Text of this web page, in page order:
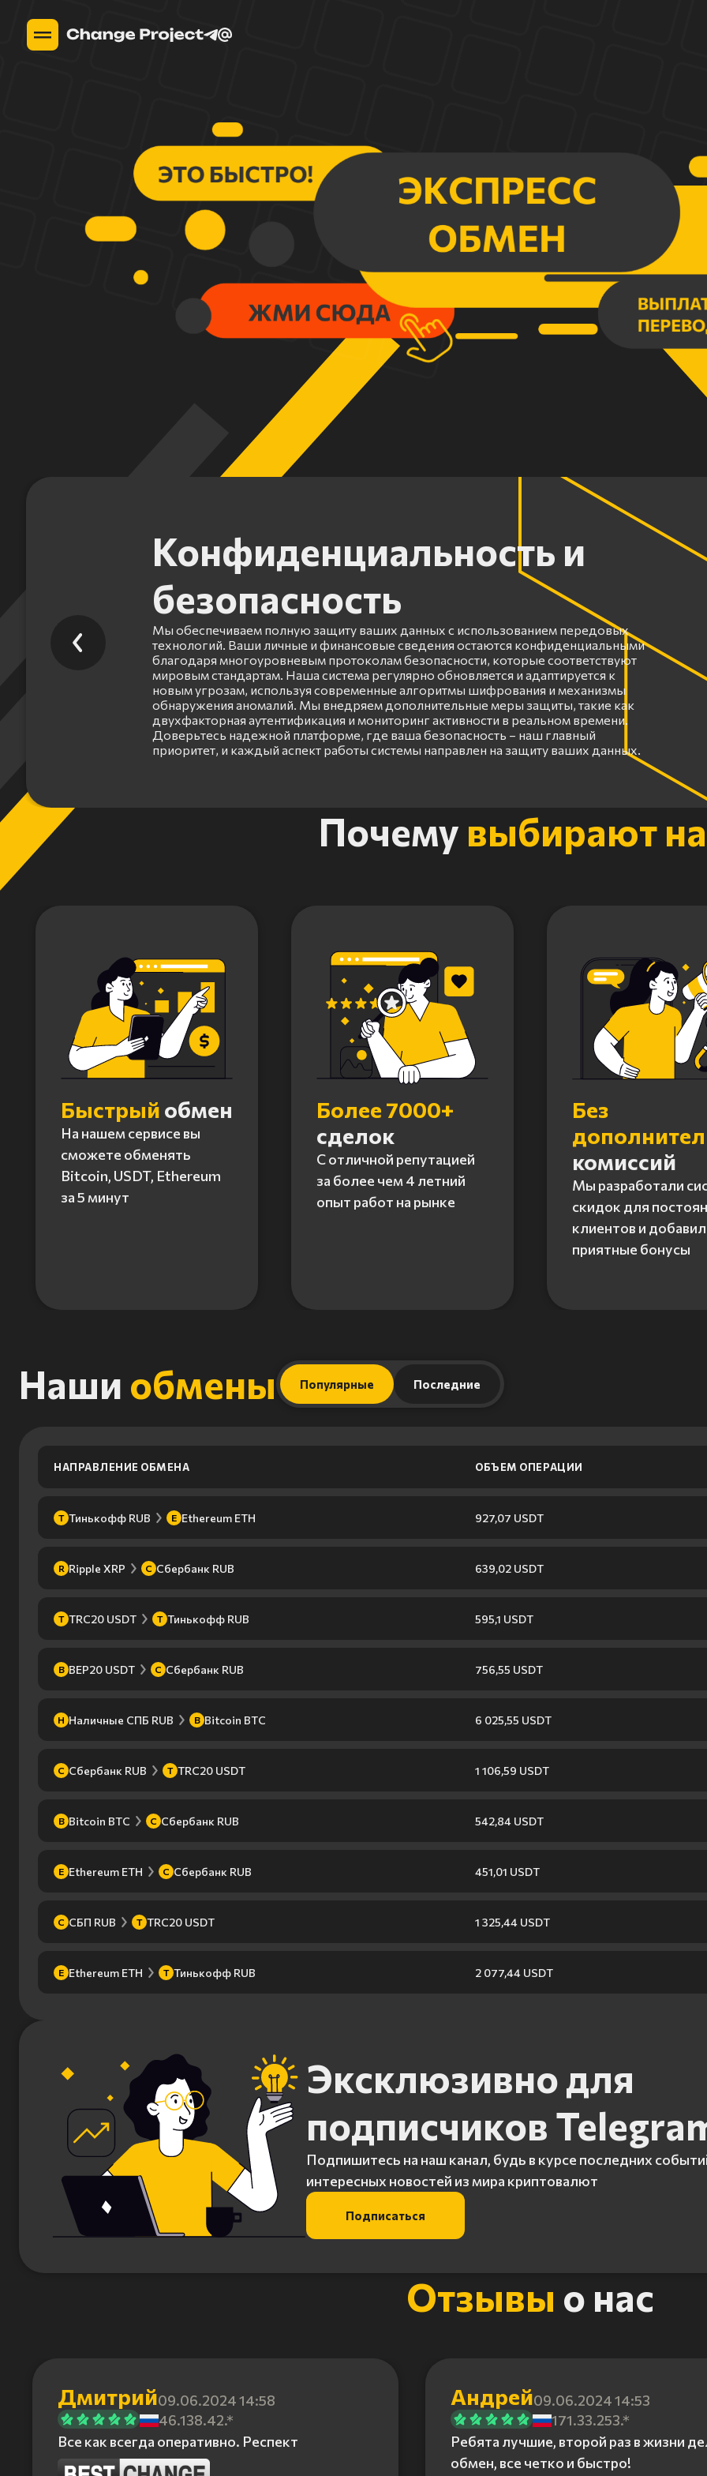
Конфиденциальность и
безопасность
Мы обеспечиваем полную защиту ваших данных с использованием передовых
технологий. Ваши личные и финансовые сведения остаются конфиденциальными
благодаря многоуровневым протоколам безопасности, которые соответствуют
мировым стандартам. Наша система регулярно обновляется и адаптируется к
новым угрозам, используя современные алгоритмы шифрования и механизмы
обнаружения аномалий. Мы внедряем дополнительные меры защиты, такие как
двухфакторная аутентификация и мониторинг активности в реальном времени.
Доверьтесь надежной платформе, где ваша безопасность – наш главный
приоритет, и каждый аспект работы системы направлен на защиту ваших данных.
3
Почему выбирают
Быстрый обмен
На нашем сервисе вы
сможете обменять
Bitcoin, USDT, Ethereum
за 5 минут
Более 7000+
сделок
С отличной репутацией
за более чем 4 летний
опыт работ на рынке
Без
комиссий
Мы разработали
скидок для
клиентов и
приятные бонусы
Наши обмены Популярные Последние
НАПРАВЛЕНИЕ ОБМЕНА ОБЪЕМ ОПЕРАЦИИ
Т Тинькофф RUB E Ethereum ETH 927,07 USDT
R Ripple XRP С Сбербанк RUB 639,02 USDT
T TRC20 USDT Т Тинькофф RUB 595,1 USDT
B BEP20 USDT С Сбербанк RUB 756,55 USDT
Н Наличные СПБ RUB B Bitcoin BTC 6 025,55 USDT
С Сбербанк RUB T TRC20 USDT 1 106,59 USDT
B Bitcoin BTC С Сбербанк RUB 542,84 USDT
E Ethereum ETH С Сбербанк RUB 451,01 USDT
С СБП RUB T TRC20 USDT 1 325,44 USDT
E Ethereum ETH Т Тинькофф RUB 2 077,44 USDT
Эксклюзивно для
подписчиков
Подпишитесь на наш канал, будь в курсе последних
интересных новостей из мира криптовалют
Подписаться
Отзывы о нас
Дмитрий09.06.2024 14:58
46.138.42.*
Все как всегда оперативно. Респект
Андрей09.06.2024 14:53
171.33.253.*
Ребята лучшие, второй раз в жизни
обмен, все четко и быстро!